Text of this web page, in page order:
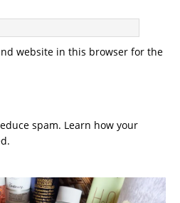
website in this browser for the
spam. Learn how your